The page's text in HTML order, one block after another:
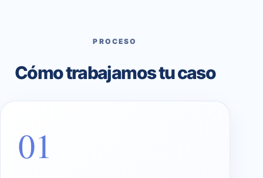
PROCESO
Cómo trabajamos tu caso
01